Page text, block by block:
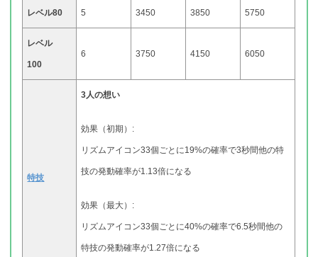
レベル80 5 3450 3850 5750
レベル
100
6 3750 4150 6050
特技
3人の想い
効果（初期）:
リズムアイコン33個ごとに19%の確率で3秒間他の特
技の発動確率が1.13倍になる
効果（最大）:
リズムアイコン33個ごとに40%の確率で6.5秒間他の
特技の発動確率が1.27倍になる